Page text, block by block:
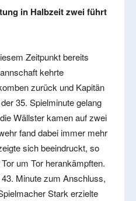
in Halbzeit zwei führt
Zeitpunkt bereits
kehrte
zurück und Kapitän
35. Spielminute gelang
Wällster kamen auf zwei
fand dabei immer mehr
sich beeindruckt, so
um Tor herankämpften.
Minute zum Anschluss,
Stark erzielte